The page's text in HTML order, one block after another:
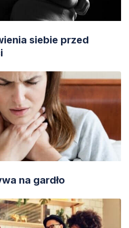
siebie przed
na gardło